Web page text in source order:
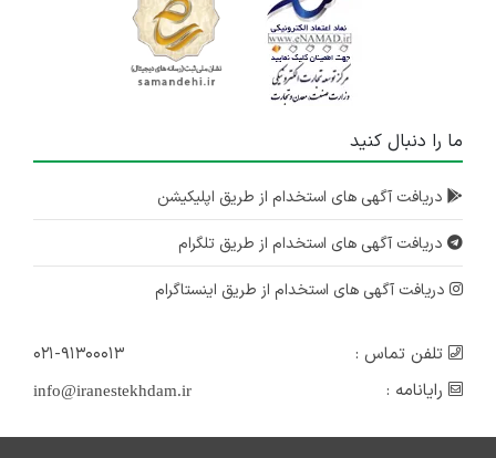
ما را دنبال کنید
دریافت آگهی های استخدام از طریق اپلیکیشن
دریافت آگهی های استخدام از طریق تلگرام
دریافت آگهی های استخدام از طریق اینستاگرام
تلفن تماس :
۰۲۱-۹۱۳۰۰۰۱۳
رایانامه :
info@iranestekhdam.ir